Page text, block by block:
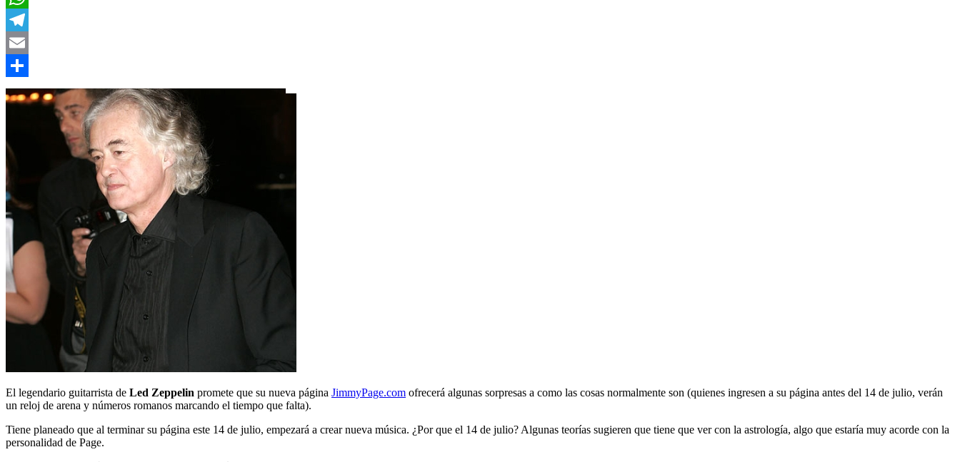
WhatsApp
Telegram
Email
Compartir
El legendario guitarrista de Led Zeppelin promete que su nueva página JimmyPage.com ofrecerá algunas sorpresas a como las cosas normalmente son (quienes ingresen a su página antes del 14 de julio, verán
un reloj de arena y números romanos marcando el tiempo que falta).
Tiene planeado que al terminar su página este 14 de julio, empezará a crear nueva música. ¿Por que el 14 de julio? Algunas teorías sugieren que tiene que ver con la astrología, algo que estaría muy acorde con la
personalidad de Page.